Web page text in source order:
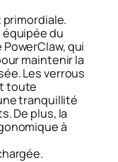
équipée du
qui
maintenir la
Les verrous
toute
tranquillité
De plus, la
à